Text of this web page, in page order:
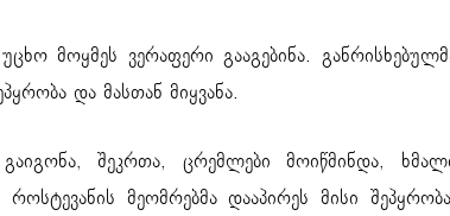
მოყმეს ვერაფერი გააგებინა.
და მასთან მიყვანა.
შეკრთა, ცრემლები მოიწმინდა,
მეომრებმა დააპირეს მისი